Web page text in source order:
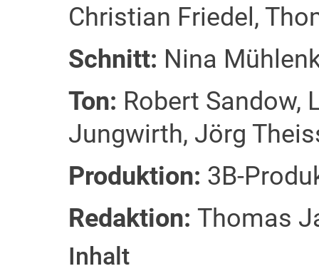
Christian Friedel,
Schnitt: Nina
Ton: Robert Sandow,
Jungwirth, Jörg
Produktion: 3B-
Redaktion: Thomas
Inhalt